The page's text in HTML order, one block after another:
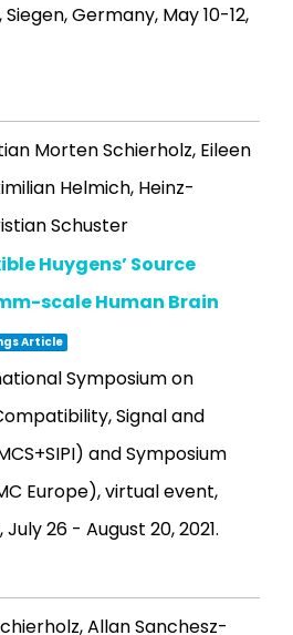
Germany, May 10-12,
Morten Schierholz, Eileen
Helmich, Heinz-
Schuster
Huygens’ Source
scale Human Brain
Article
Symposium on
Signal and
and Symposium
Europe), virtual event,
26 - August 20,2021.
Allan Sanchesz-